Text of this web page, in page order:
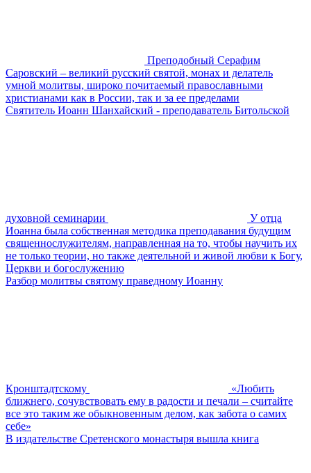
Преподобный Серафим
Саровский – великий русский святой, монах и делатель
умной молитвы, широко почитаемый православными
христианами как в России, так и за ее пределами
Святитель Иоанн Шанхайский - преподаватель Битольской
духовной семинарии
У отца
Иоанна была собственная методика преподавания будущим
священнослужителям, направленная на то, чтобы научить их
не только теории, но также деятельной и живой любви к Богу,
Церкви и богослужению
Разбор молитвы святому праведному Иоанну
Кронштадтскому
«Любить
ближнего, сочувствовать ему в радости и печали – считайте
все это таким же обыкновенным делом, как забота о самих
себе»
В издательстве Сретенского монастыря вышла книга